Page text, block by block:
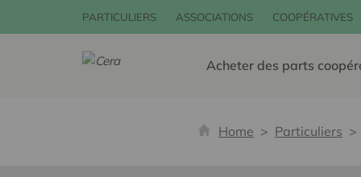
PARTICULIERS ASSOCIATIONS COOPÉRATIVES
Acheter des parts
Home Particuliers